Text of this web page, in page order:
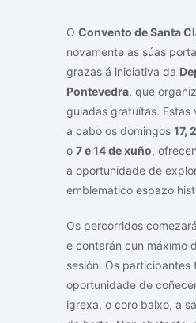
O Convento de Santa
novamente as súas
grazas á iniciativa da
Pontevedra, que
guiadas gratuítas. Estas
a cabo os domingos 17,
o 7 e 14 de xuño,
a oportunidade de
emblemático espazo
Os percorridos
e contarán cun máximo
sesión. Os participantes
oportunidade de
igrexa, o coro baixo, a